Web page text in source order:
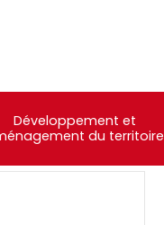
Développement et
du territoire